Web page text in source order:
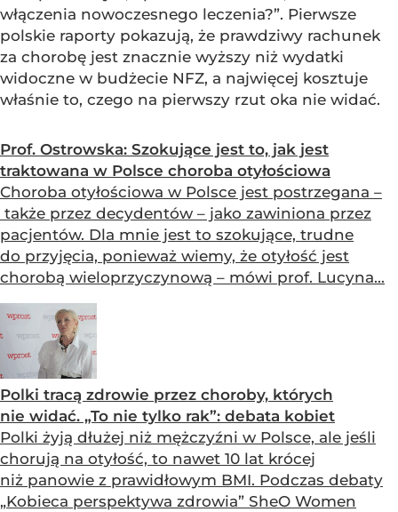
włączenia nowoczesnego leczenia?”. Pierwsze
polskie raporty pokazują, że prawdziwy rachunek
za chorobę jest znacznie wyższy niż wydatki
widoczne w budżecie NFZ, a najwięcej kosztuje
właśnie to, czego na pierwszy rzut oka nie widać.
Prof. Ostrowska: Szokujące jest to, jak jest
traktowana w Polsce choroba otyłościowa
Choroba otyłościowa w Polsce jest postrzegana –
także przez decydentów – jako zawiniona przez
pacjentów. Dla mnie jest to szokujące, trudne
do przyjęcia, ponieważ wiemy, że otyłość jest
chorobą wieloprzyczynową – mówi prof. Lucyna...
Polki tracą zdrowie przez choroby, których
nie widać. „To nie tylko rak”: debata kobiet
Polki żyją dłużej niż mężczyźni w Polsce, ale jeśli
chorują na otyłość, to nawet 10 lat krócej
niż panowie z prawidłowym BMI. Podczas debaty
„Kobieca perspektywa zdrowia” SheO Women